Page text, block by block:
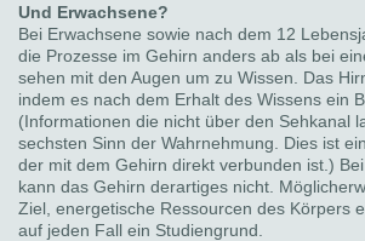
Und Erwachsene?
Bei Erwachsene sowie nach dem 12
die Prozesse im Gehirn anders ab als bei
sehen mit den Augen um zu Wissen. Das
indem es nach dem Erhalt des Wissens ein
(Informationen die nicht über den Sehkanal
sechsten Sinn der Wahrnehmung. Dies ist
der mit dem Gehirn direkt verbunden ist.)
kann das Gehirn derartiges nicht.
Ziel, energetische Ressourcen des Körpers
auf jeden Fall ein Studiengrund.